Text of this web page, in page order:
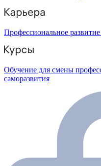
Профессиональное
Обучение для смены
саморазвития